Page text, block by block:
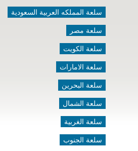
سلعة المملكه العربية السعودية
سلعة مصر
سلعة الكويت
سلعة الامارات
سلعة البحرين
سلعة الشمال
سلعة الغربية
سلعة الجنوب